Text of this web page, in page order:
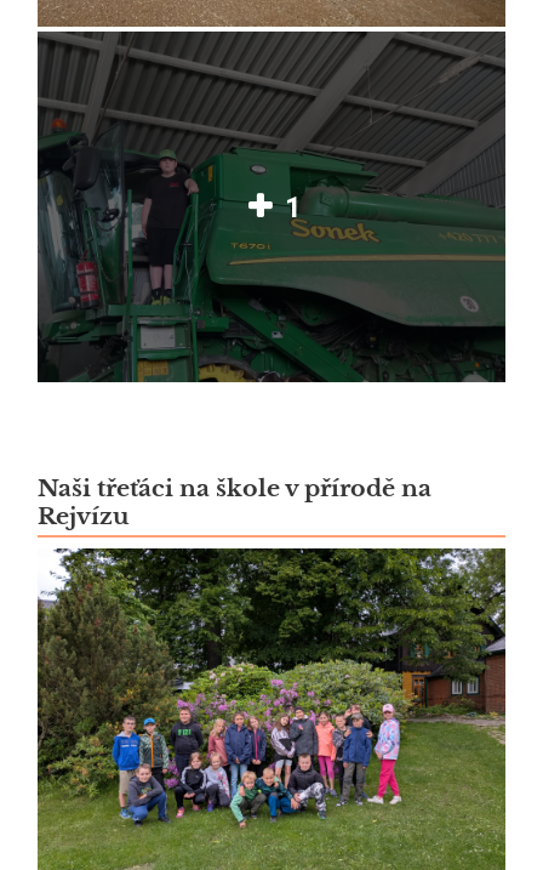
1
Naši třeťáci na škole v přírodě na
Rejvízu